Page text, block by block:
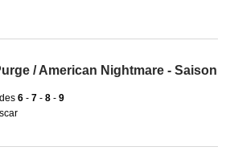
/ American Nightmare - Saison
6 - 7 - 8 - 9